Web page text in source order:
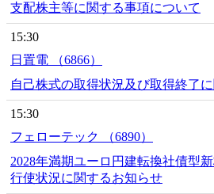
支配株主等に関する事項について
15:30
日置電 （6866）
自己株式の取得状況及び取得終了
15:30
フェローテック （6890）
2028年満期ユーロ円建転換社債型
行使状況に関するお知らせ